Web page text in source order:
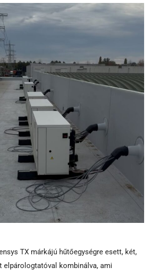
TX márkájú hűtőegységre esett, két,
kombinálva, ami